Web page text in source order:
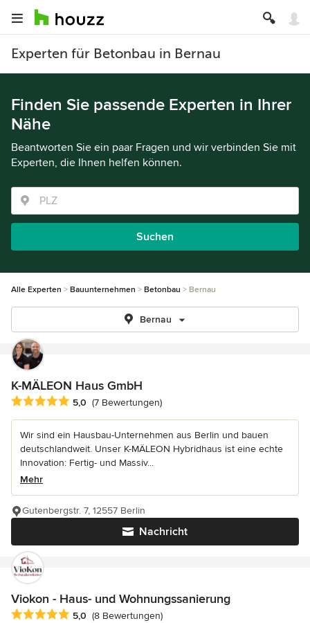
Experten für Betonbau in Bernau
Finden Sie passende Experten in Ihrer
Nähe
Beantworten Sie ein paar Fragen und wir verbinden Sie mit
Experten, die Ihnen helfen können.
Suchen
Alle Experten Bauunternehmen Betonbau Bernau
Bernau
K-MÄLEON Haus GmbH
Durchschnittliche Bewertung: 5 von 5 Sternen
5,0 (7 Bewertungen)
Wir sind ein Hausbau-Unternehmen aus Berlin und bauen
deutschlandweit. Unser K-MÄLEON Hybridhaus ist eine echte
Innovation: Fertig- und Massiv...
Mehr
Nachricht
Gutenbergstr. 7, 12557 Berlin
Viokon - Haus- und Wohnungssanierung
Durchschnittliche Bewertung: 5 von 5 Sternen
5,0 (8 Bewertungen)